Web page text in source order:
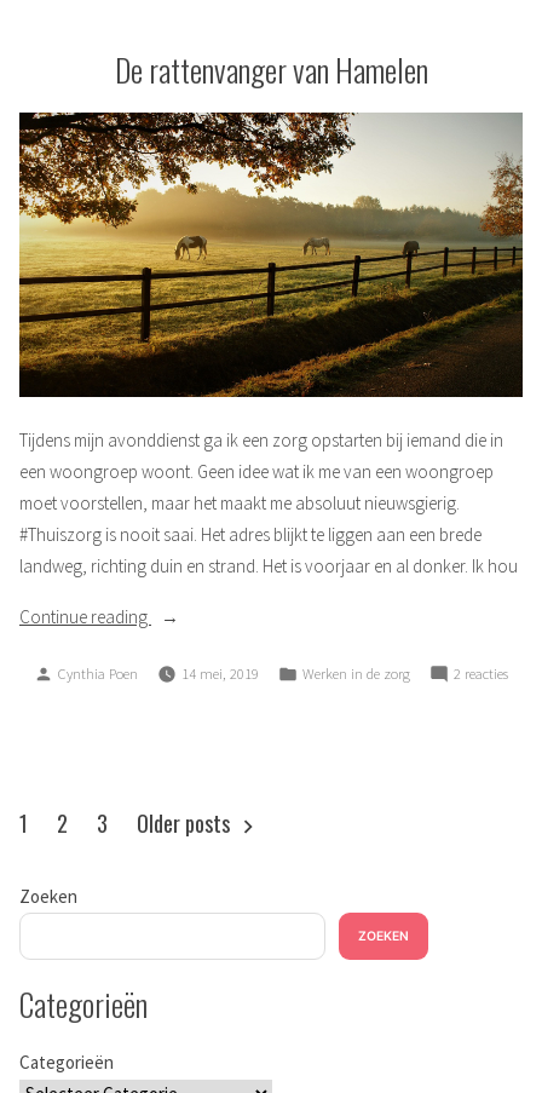
De rattenvanger van Hamelen
Tijdens mijn avonddienst ga ik een zorg opstarten bij iemand die in
een woongroep woont. Geen idee wat ik me van een woongroep
moet voorstellen, maar het maakt me absoluut nieuwsgierig.
#Thuiszorg is nooit saai. Het adres blijkt te liggen aan een brede
landweg, richting duin en strand. Het is voorjaar en al donker. Ik hou
Continue reading
“De
van
Posted
Cynthia Poen 14 mei, 2019
Posted
Werken in de zorg 2 reactiesop
Berichten
1 2 3 Older posts
Zoeken
ZOEKEN
Categorieën
Categorieën